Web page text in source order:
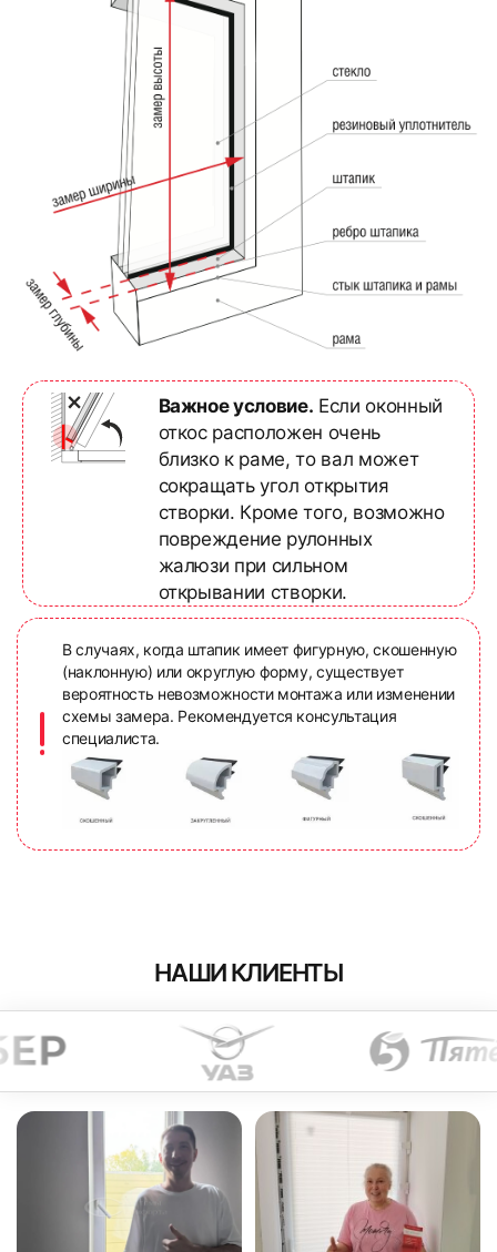
Важное условие. Если оконный
откос расположен очень
близко к раме, то вал может
сокращать угол открытия
створки. Кроме того, возможно
повреждение рулонных
жалюзи при сильном
открывании створки.
В случаях, когда штапик имеет фигурную, скошенную
(наклонную) или округлую форму, существует
вероятность невозможности монтажа или изменении
схемы замера. Рекомендуется консультация
специалиста.
НАШИ КЛИЕНТЫ